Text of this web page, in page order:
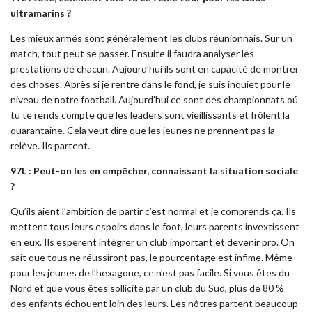
ultramarins ?
Les mieux armés sont généralement les clubs réunionnais. Sur un
match, tout peut se passer. Ensuite il faudra analyser les
prestations de chacun. Aujourd’hui ils sont en capacité de montrer
des choses. Après si je rentre dans le fond, je suis inquiet pour le
niveau de notre football. Aujourd’hui ce sont des championnats oú
tu te rends compte que les leaders sont vieillissants et frôlent la
quarantaine. Cela veut dire que les jeunes ne prennent pas la
relève. Ils partent.
97L : Peut-on les en empêcher, connaissant la situation sociale
?
Qu’ils aient l’ambition de partir c’est normal et je comprends ça. Ils
mettent tous leurs espoirs dans le foot, leurs parents invextissent
en eux. Ils esperent intégrer un club important et devenir pro. On
sait que tous ne réussiront pas, le pourcentage est infime. Même
pour les jeunes de l’hexagone, ce n’est pas facile. Si vous êtes du
Nord et que vous êtes sollicité par un club du Sud, plus de 80 %
des enfants échouent loin des leurs. Les nôtres partent beaucoup